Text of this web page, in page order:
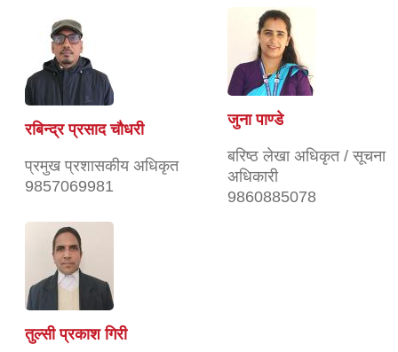
रबिन्द्र प्रसाद चौधरी
प्रमुख प्रशासकीय अधिकृत
9857069981
जुना पाण्डे
बरिष्ठ लेखा अधिकृत / सूचना
अधिकारी
9860885078
तुल्सी प्रकाश गिरी